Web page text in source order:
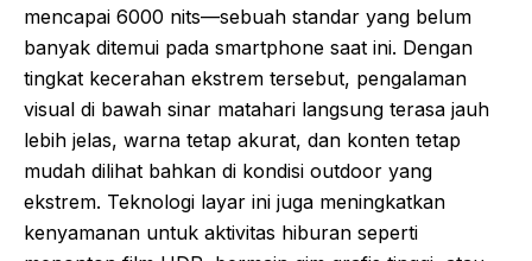
mencapai 6000 nits—sebuah standar yang belum
banyak ditemui pada smartphone saat ini. Dengan
tingkat kecerahan ekstrem tersebut, pengalaman
visual di bawah sinar matahari langsung terasa jauh
lebih jelas, warna tetap akurat, dan konten tetap
mudah dilihat bahkan di kondisi outdoor yang
ekstrem. Teknologi layar ini juga meningkatkan
kenyamanan untuk aktivitas hiburan seperti